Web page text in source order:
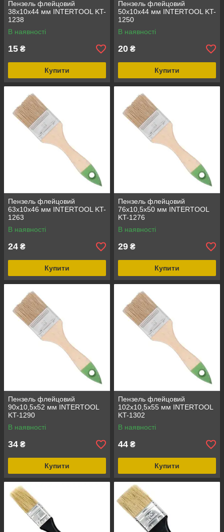
Пензель флейцовий
38x10x44 мм INTERTOOL KT-
1238
В наявності
15 ₴
Купити
Пензель флейцовий
50x10x44 мм INTERTOOL KT-
1250
В наявності
20 ₴
Купити
Пензель флейцовий
63x10x46 мм INTERTOOL KT-
1263
В наявності
24 ₴
Купити
Пензель флейцовий
76x10,5x50 мм INTERTOOL
KT-1276
В наявності
29 ₴
Купити
Пензель флейцовий
90x10,5x52 мм INTERTOOL
KT-1290
В наявності
34 ₴
Купити
Пензель флейцовий
102x10,5x55 мм INTERTOOL
KT-1302
В наявності
44 ₴
Купити